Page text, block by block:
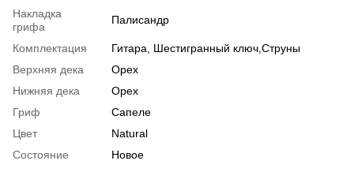
Накладка
грифа
Палисандр
Комплектация
Гитара, Шестигранный ключ,Струны
Верхняя дека
Орех
Нижняя дека
Орех
Гриф
Сапеле
Цвет
Natural
Состояние
Новое